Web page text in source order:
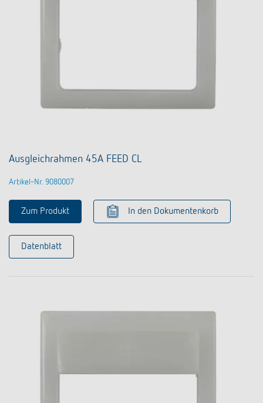
Ausgleichrahmen 45A FEED CL
Artikel-Nr. 9080007
Zum Produkt In den Dokumentenkorb
Datenblatt